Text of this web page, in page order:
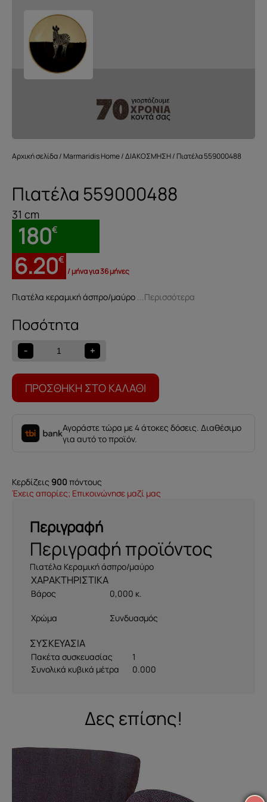
Αρχική σελίδα/ Marmaridis Home/ΔΙΑΚΟΣΜΗΣΗ/ Πιατέλα 559000488
Πιατέλα 559000488
31 cm
180€
6.20€
/ μήνα για 36 μήνες
Πιατέλα κεραμική άσπρο/μαύρο ...Περισσότερα
-
Πιατέλα
559000488
ποσότητα
+
ΠΡΟΣΘΉΚΗ ΣΤΟ ΚΑΛΆΘΙ
Αγοράστε τώρα με 4 άτοκες δόσεις. Διαθέσιμο
για αυτό το προϊόν.
Κερδίζεις 900 πόντους
Έχεις απορίες; Επικοινώνησε μαζί μας
Περιγραφή
Περιγραφή προϊόντος
Πιατέλα Κεραμική άσπρο/μαύρο
Βάρος 0,000 κ.
Χρώμα Συνδυασμός
ΣΥΣΚΕΥΑΣΙΑ
Πακέτα συσκευασίας
1
Συνολικά κυβικά μέτρα
0.000
Δες επίσης!